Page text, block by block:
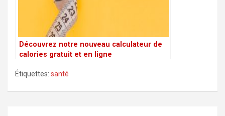
Découvrez notre nouveau calculateur de
calories gratuit et en ligne
Étiquettes: santé